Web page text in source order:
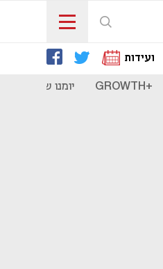
ועידות
+GROWTH יומנו של